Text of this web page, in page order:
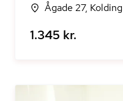
Ågade 27, Kolding
1.345 kr.